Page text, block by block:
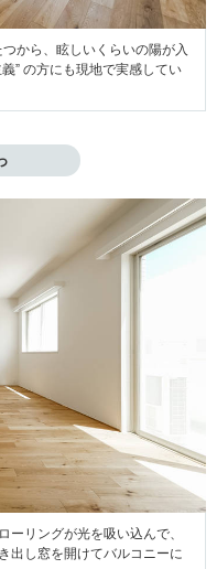
から、眩しいくらいの陽が入
” の方にも現地で実感してい
ーリングが光を吸い込んで、
出し窓を開けてバルコニーに